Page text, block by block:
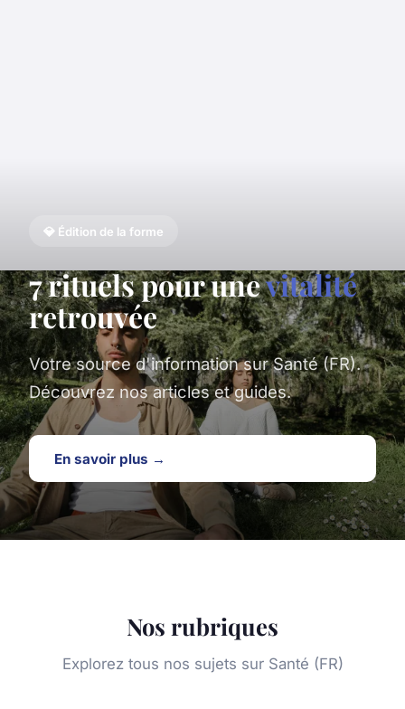
💎 Édition de la forme
7 rituels pour unevitalité
retrouvée
Votre source d'information sur Santé (FR).
Découvrez nos articles et guides.
En savoir plus →
Nos rubriques
Explorez tous nos sujets sur Santé (FR)